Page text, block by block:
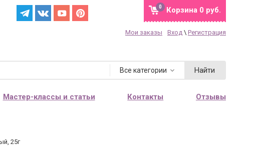
Корзина 0 руб.
0
Мои заказы Вход \ Регистрация
Все категории Найти
Мастер-классы и статьи Контакты Отзывы
25г